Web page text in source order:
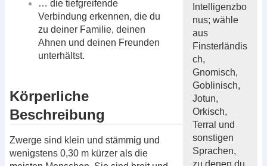
Intelligenzbo
nus; wähle
aus
Finsterländis
ch,
Gnomisch,
Goblinisch,
Jotun,
Orkisch,
Terral und
sonstigen
Sprachen,
… die tiefgreifende
Verbindung erkennen, die du
zu deiner Familie, deinen
Ahnen und deinen Freunden
unterhältst.
Körperliche
Beschreibung
Zwerge sind klein und stämmig und
wenigstens 0,30 m kürzer als die